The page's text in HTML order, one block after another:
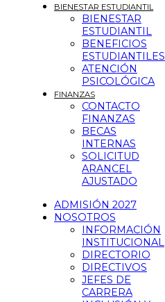
BIENESTAR ESTUDIANTIL
BIENESTAR
ESTUDIANTIL
BENEFICIOS
ESTUDIANTILES
ATENCIÓN
PSICOLÓGICA
FINANZAS
CONTACTO
FINANZAS
BECAS
INTERNAS
SOLICITUD
ARANCEL
AJUSTADO
ADMISIÓN 2027
NOSOTROS
INFORMACIÓN
INSTITUCIONAL
DIRECTORIO
DIRECTIVOS
JEFES DE
CARRERA